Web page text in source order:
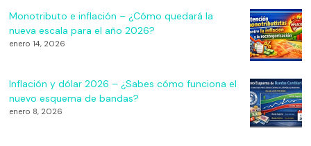
Monotributo e inflación – ¿Cómo quedará la
nueva escala para el año 2026?
enero 14, 2026
Inflación y dólar 2026 – ¿Sabes cómo funciona el
nuevo esquema de bandas?
enero 8, 2026